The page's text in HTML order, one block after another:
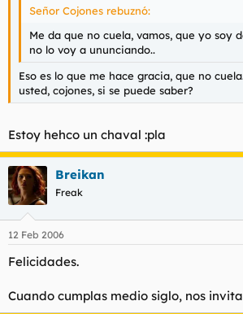
Señor Cojones rebuznó:
Me da que no cuela, vamos, que yo soy
no lo voy a ununciando..
Eso es lo que me hace gracia, que no
usted, cojones, si se puede saber?
Estoy hehco un chaval :pla
Breikan
Freak
12 Feb 2006
Felicidades.
Cuando cumplas medio siglo, nos